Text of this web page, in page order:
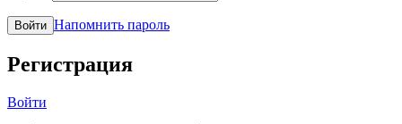
Войти Напомнить пароль
Регистрация
Войти